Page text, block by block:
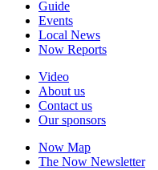
Guide
Events
Local News
Now Reports
Video
About us
Contact us
Our sponsors
Now Map
The Now Newsletter